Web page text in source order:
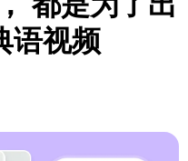
语视频